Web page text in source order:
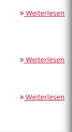
Weiterlesen
Weiterlesen
Weiterlesen